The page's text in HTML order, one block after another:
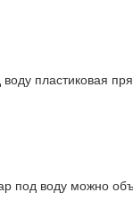
пластиковая
под воду можно